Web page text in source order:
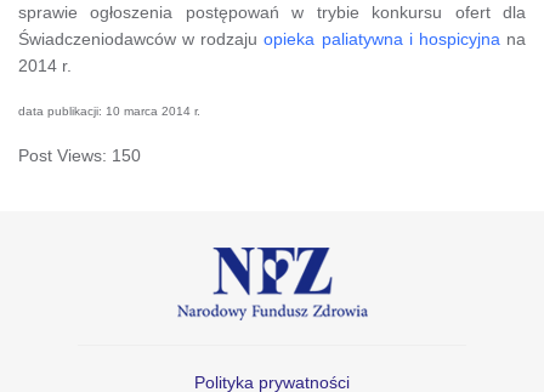
sprawie ogłoszenia postępowań w trybie konkursu ofert dla
Świadczeniodawców w rodzajuopieka paliatywna i hospicyjna na
2014 r.
data publikacji: 10 marca 2014 r.
Post Views: 150
Polityka prywatności